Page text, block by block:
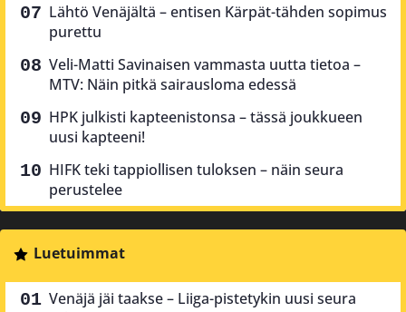
Lähtö Venäjältä – entisen Kärpät-tähden sopimus
purettu
Veli-Matti Savinaisen vammasta uutta tietoa –
MTV: Näin pitkä sairausloma edessä
HPK julkisti kapteenistonsa – tässä joukkueen
uusi kapteeni!
HIFK teki tappiollisen tuloksen – näin seura
perustelee
Luetuimmat
Venäjä jäi taakse – Liiga-pistetykin uusi seura